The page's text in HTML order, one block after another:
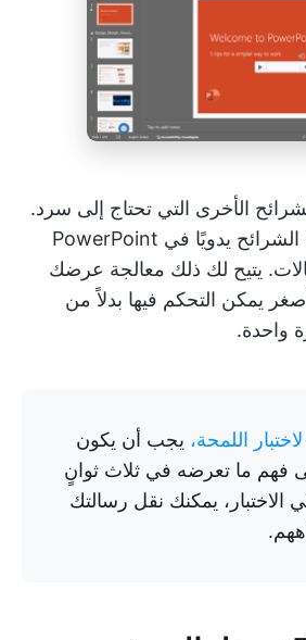
الأخرى التي تحتاج إلى سرد.
يمكنك ضبط توقيتات الشرائح يدويًا في PowerPoint
يتيح لك ذلك معالجة عرضك
يمكن التحكم فيها بدلاً من
واحدة.
لاختبار اللمحة، يجب أن يكون
فهم ما تعرضه في ثلاث ثوانٍ
يمكنك نقل رسالتك